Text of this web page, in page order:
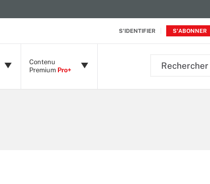
S'IDENTIFIER S'ABONNER
Contenu
Premium Pro+